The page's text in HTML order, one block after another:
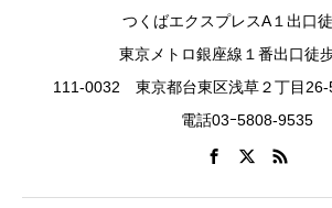
つくばエクスプレスA１出口
東京メトロ銀座線１番出口徒
111-0032 東京都台東区浅草２丁目
電話03ｰ5808-9535